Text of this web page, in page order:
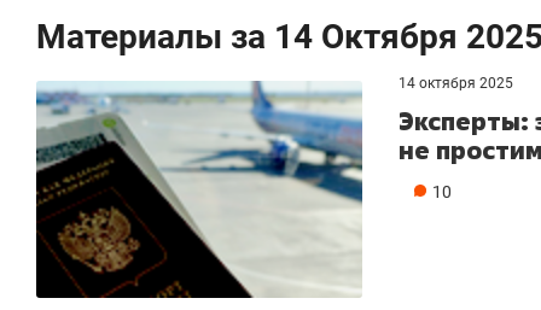
Материалы за 14 Октября
14 октября 2025
Эксперты:
не
10